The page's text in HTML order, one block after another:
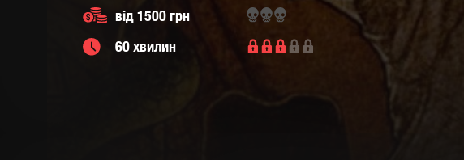
від 1500 грн
60 хвилин